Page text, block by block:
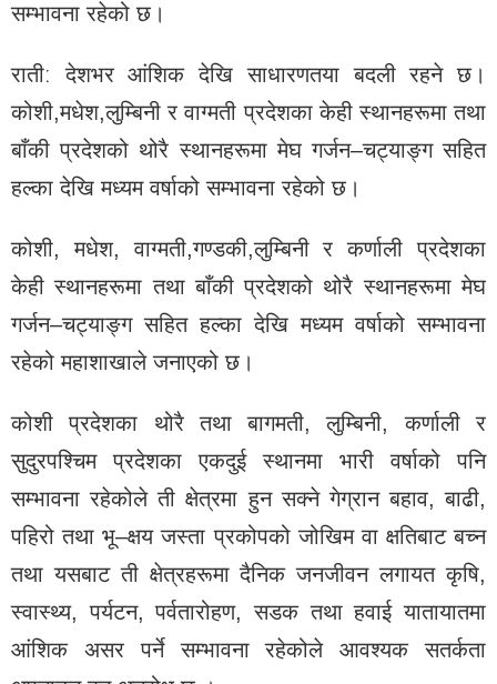
सम्भावना रहेको छ।
रातीː देशभर आंशिक देखि साधारणतया बदली रहने छ।
कोशी,मधेश,लुम्बिनी र वाग्मती प्रदेशका केही स्थानहरूमा तथा
बाँकी प्रदेशको थोरै स्थानहरूमा मेघ गर्जन–चट्याङ्ग सहित
हल्का देखि मध्यम वर्षाको सम्भावना रहेको छ।
कोशी, मधेश, वाग्मती,गण्डकी,लुम्बिनी र कर्णाली प्रदेशका
केही स्थानहरूमा तथा बाँकी प्रदेशको थोरै स्थानहरूमा मेघ
गर्जन–चट्याङ्ग सहित हल्का देखि मध्यम वर्षाको सम्भावना
रहेको महाशाखाले जनाएको छ।
कोशी प्रदेशका थोरै तथा बागमती, लुम्बिनी, कर्णाली र
सुदुरपश्चिम प्रदेशका एकदुई स्थानमा भारी वर्षाको पनि
सम्भावना रहेकोले ती क्षेत्रमा हुन सक्ने गेग्रान बहाव, बाढी,
पहिरो तथा भू–क्षय जस्ता प्रकोपको जोखिम वा क्षतिबाट बच्न
तथा यसबाट ती क्षेत्रहरूमा दैनिक जनजीवन लगायत कृषि,
स्वास्थ्य, पर्यटन, पर्वतारोहण, सडक तथा हवाई यातायातमा
आंशिक असर पर्ने सम्भावना रहेकोले आवश्यक सतर्कता